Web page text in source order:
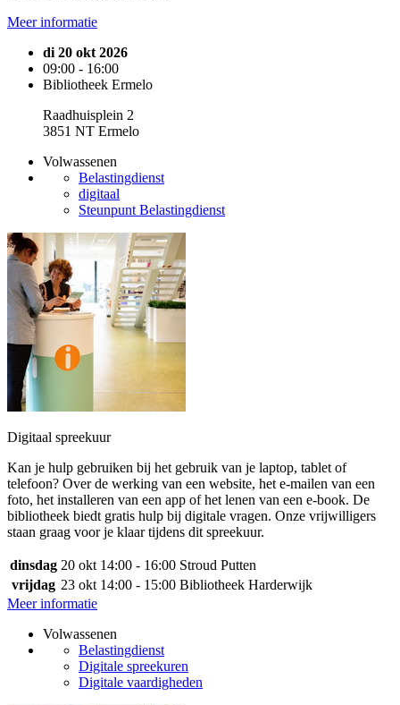
Meer informatie
di 20 okt 2026
09:00 - 16:00
Bibliotheek Ermelo
Raadhuisplein 2
3851 NT Ermelo
Volwassenen
Belastingdienst
digitaal
Steunpunt Belastingdienst
Digitaal spreekuur
Kan je hulp gebruiken bij het gebruik van je laptop, tablet of
telefoon? Over de werking van een website, het e-mailen van een
foto, het installeren van een app of het lenen van een e-book. De
bibliotheek biedt gratis hulp bij digitale vragen. Onze vrijwilligers
staan graag voor je klaar tijdens dit spreekuur.
dinsdag 20 okt 14:00 - 16:00 Stroud Putten
vrijdag 23 okt 14:00 - 15:00 Bibliotheek Harderwijk
Meer informatie
Volwassenen
Belastingdienst
Digitale spreekuren
Digitale vaardigheden